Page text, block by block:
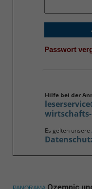
Passwort
Hilfe bei der
Es gelten unsere